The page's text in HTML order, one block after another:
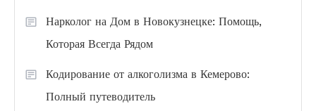
Нарколог на Дом в Новокузнецке: Помощь,
Которая Всегда Рядом
Кодирование от алкоголизма в Кемерово:
Полный путеводитель